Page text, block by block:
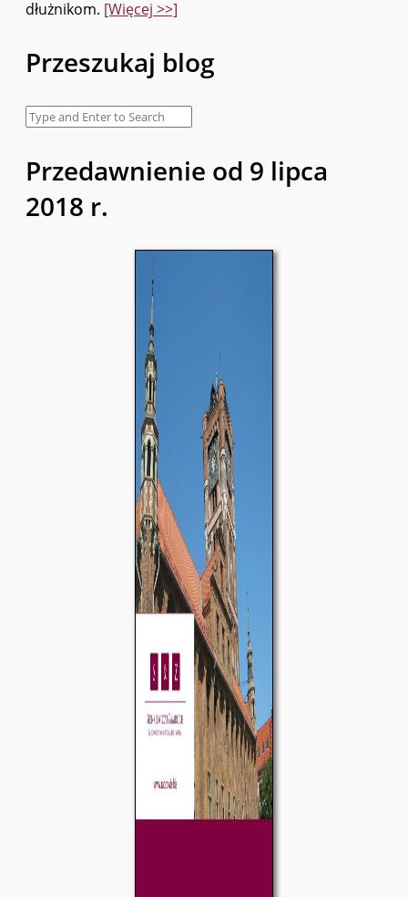
dłużnikom. [Więcej >>]
Przeszukaj blog
Przedawnienie od 9 lipca
2018 r.